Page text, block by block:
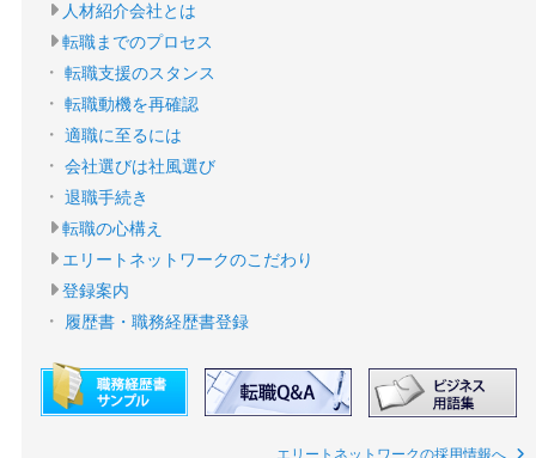
人材紹介会社とは
転職までのプロセス
転職支援のスタンス
転職動機を再確認
適職に至るには
会社選びは社風選び
退職手続き
転職の心構え
エリートネットワークのこだわり
登録案内
履歴書・職務経歴書登録
エリートネットワークの採用情報へ